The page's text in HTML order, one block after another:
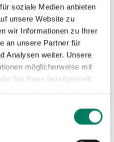
soziale Medien anbieten
unsere Website zu
wir Informationen zu Ihrer
an unsere Partner für
Analysen weiter. Unsere
möglicherweise mit
Sie ihnen bereitgestellt
Typ Nano-Lok™